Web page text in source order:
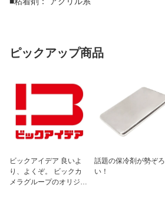
ピックアップ商品
ビックアイデア 良いよ
り、よくぞ。 ビックカ
メラグループのオリジナ
話題の保冷剤が勢ぞろ
い！